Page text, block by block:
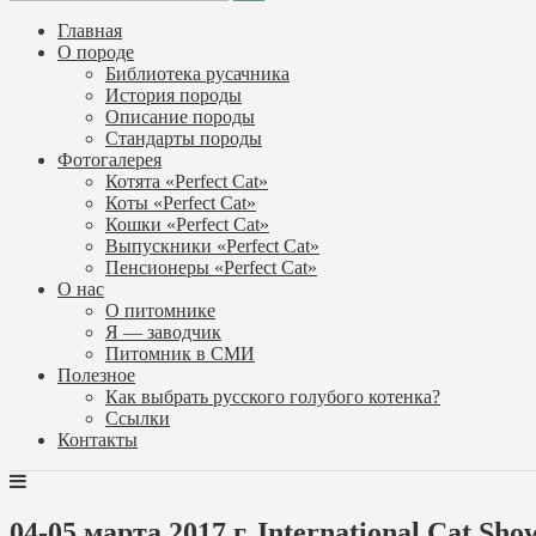
Главная
О породе
Библиотека русачника
История породы
Описание породы
Стандарты породы
Фотогалерея
Котята «Perfect Cat»
Коты «Perfect Cat»
Кошки «Perfect Cat»
Выпускники «Perfect Cat»
Пенсионеры «Perfect Cat»
О нас
О питомнике
Я — заводчик
Питомник в СМИ
Полезное
Как выбрать русского голубого котенка?
Ссылки
Контакты